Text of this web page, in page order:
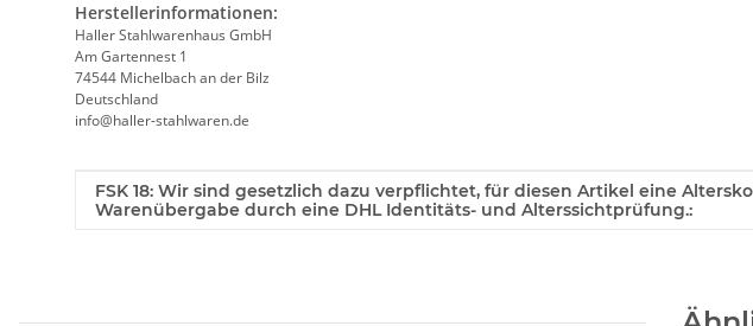
Herstellerinformationen:
Haller Stahlwarenhaus GmbH
Am Gartennest 1
74544 Michelbach an der Bilz
Deutschland
info@haller-stahlwaren.de
Produkteigenschaft
Wert
FSK 18: Wir sind gesetzlich dazu verpflichtet, für diesen Artikel eine
Warenübergabe durch eine DHL Identitäts- und Alterssichtprüfung.: